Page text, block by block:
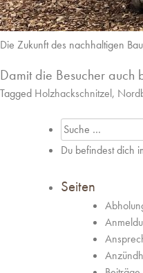
Die Zukunft des nachhaltigen
Damit die Besucher auch
Tagged Holzhackschnitzel,
Suche
nach:
Du befindest dich
Seiten